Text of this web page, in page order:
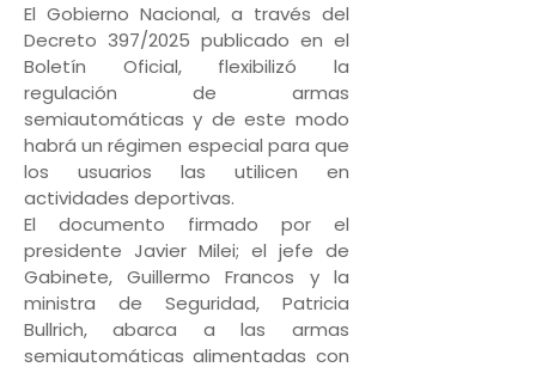
El Gobierno Nacional, a través del
Decreto 397/2025 publicado en el
Boletín Oficial, flexibilizó la
regulación de armas
semiautomáticas y de este modo
habrá un régimen especial para que
los usuarios las utilicen en
actividades deportivas.
El documento firmado por el
presidente Javier Milei; el jefe de
Gabinete, Guillermo Francos y la
ministra de Seguridad, Patricia
Bullrich, abarca a las armas
semiautomáticas alimentadas con